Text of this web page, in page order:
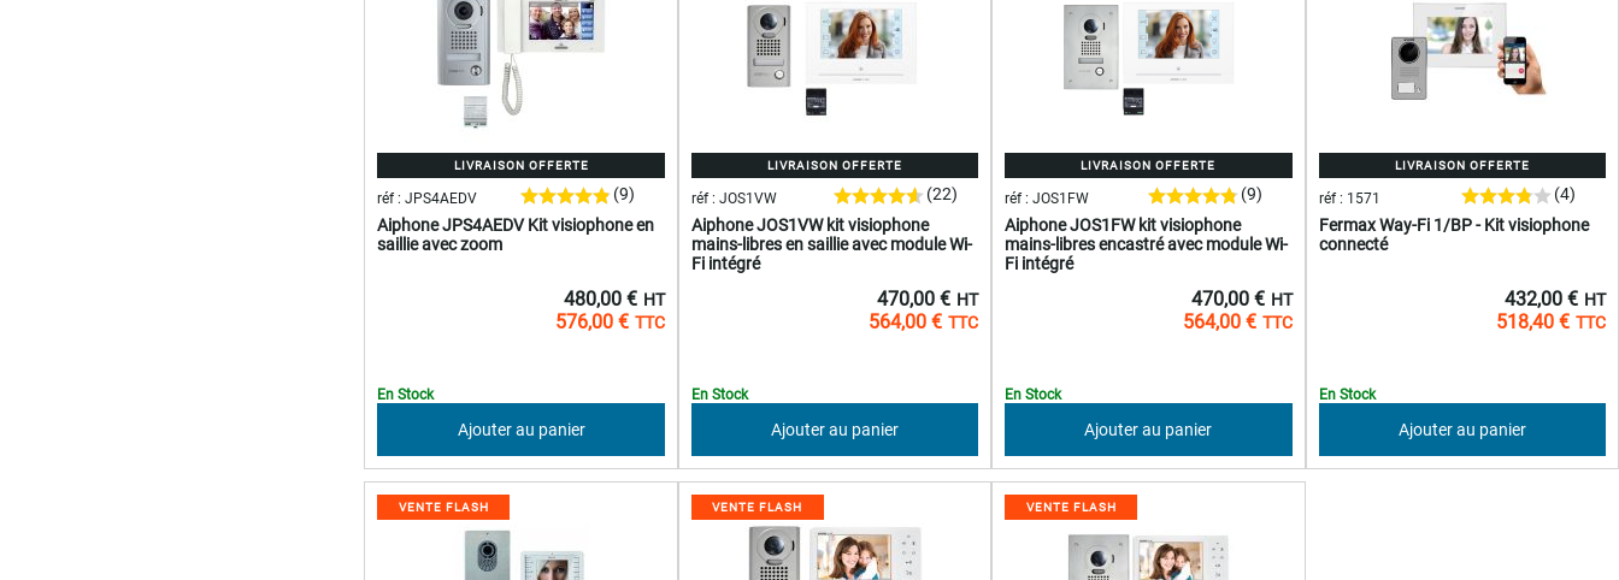
LIVRAISON OFFERTE
Aiphone JPS4AEDV Kit visiophone en
saillie avec zoom
réf : JPS4AEDV (9)
576,00 €
480,00 €
En Stock
Ajouter au panier
LIVRAISON OFFERTE
Aiphone JOS1VW kit visiophone
mains-libres en saillie avec module Wi-
Fi intégré
réf : JOS1VW (22)
564,00 €
470,00 €
En Stock
Ajouter au panier
LIVRAISON OFFERTE
Aiphone JOS1FW kit visiophone
mains-libres encastré avec module Wi-
Fi intégré
réf : JOS1FW (9)
564,00 €
470,00 €
En Stock
Ajouter au panier
LIVRAISON OFFERTE
Fermax Way-Fi 1/BP - Kit visiophone
connecté
réf : 1571 (4)
518,40 €
432,00 €
En Stock
Ajouter au panier
VENTE FLASH VENTE FLASH VENTE FLASH